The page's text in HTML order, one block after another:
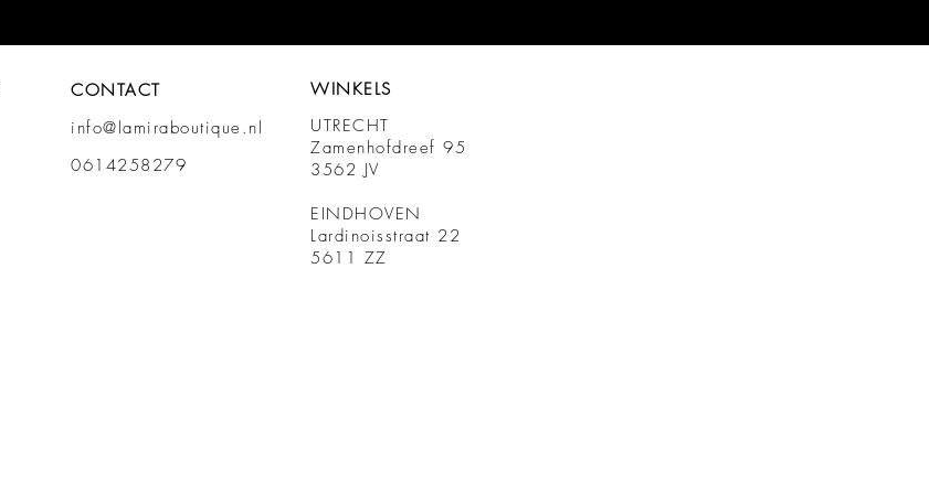
CONTACT
info@lamiraboutique.nl
0614258279
WINKELS
UTRECHT
Zamenhofdreef 95
3562 JV
EINDHOVEN
Lardinoisstraat 22
5611 ZZ